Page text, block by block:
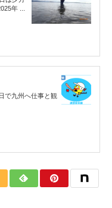
年 ...
で九州へ仕事と観